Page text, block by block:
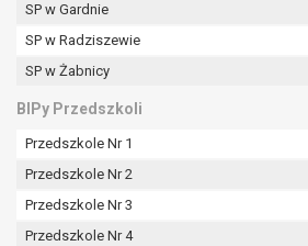
SP w Gardnie
SP w Radziszewie
SP w Żabnicy
BIPy Przedszkoli
Przedszkole Nr 1
Przedszkole Nr 2
Przedszkole Nr 3
Przedszkole Nr 4